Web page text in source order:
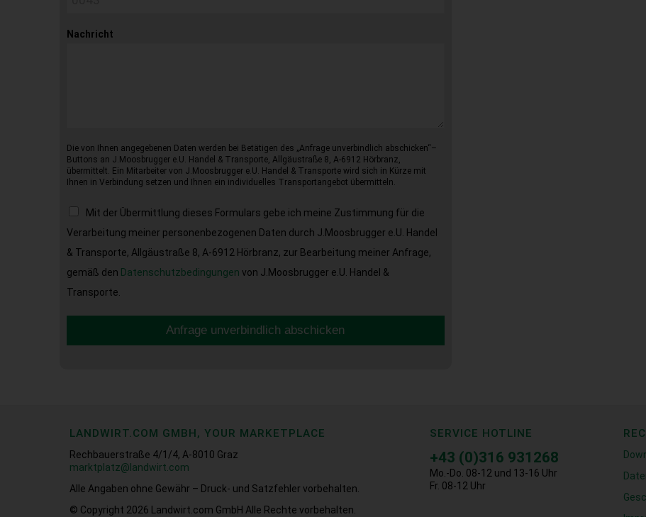
Nachricht
Die von Ihnen angegebenen Daten werden bei Betätigen des „Anfrage unverbindlich abschicken“–
Buttons an J.Moosbrugger e.U. Handel & Transporte, Allgäustraße 8, A-6912 Hörbranz,
übermittelt. Ein Mitarbeiter von J.Moosbrugger e.U. Handel & Transporte wird sich in Kürze mit
Ihnen in Verbindung setzen und Ihnen ein individuelles Transportangebot übermitteln.
Mit der Übermittlung dieses Formulars gebe ich meine Zustimmung für die
Verarbeitung meiner personenbezogenen Daten durch J.Moosbrugger e.U. Handel
& Transporte, Allgäustraße 8, A-6912 Hörbranz, zur Bearbeitung meiner Anfrage,
gemäß den Datenschutzbedingungen von J.Moosbrugger e.U. Handel &
Transporte.
Anfrage unverbindlich abschicken
LANDWIRT.COM GMBH, YOUR MARKETPLACE
Rechbauerstraße 4/1/4, A-8010 Graz
marktplatz@landwirt.com
Alle Angaben ohne Gewähr – Druck- und Satzfehler vorbehalten.
© Copyright 2026
Landwirt.com GmbH Alle Rechte vorbehalten.
SERVICE HOTLINE
+43 (0)316 931268
Mo.-Do. 08-12 und 13-16 Uhr
Fr. 08-12 Uhr